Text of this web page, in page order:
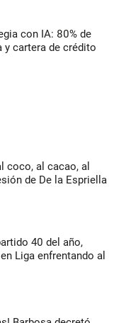
con IA: 80% de
y cartera de crédito
coco, al cacao, al
de De la Espriella
40 del año,
Liga enfrentando al